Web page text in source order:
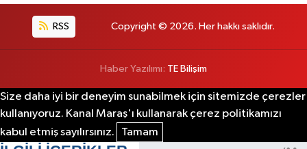
RSS Copyright © 2026. Her hakkı saklıdır.
Haber Yazılımı: TE Bilişim
Size daha iyi bir deneyim sunabilmek için sitemizde çerezler
kullanıyoruz. Kanal Maraş'ı kullanarak çerez politikamızı
kabul etmiş sayılırsınız.
Tamam